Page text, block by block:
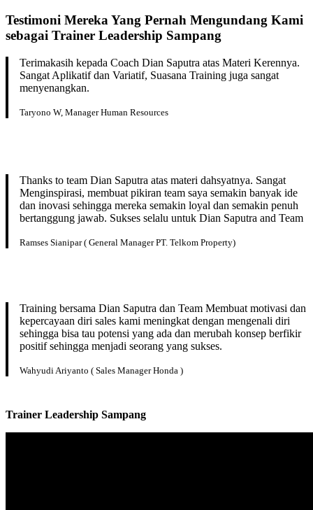
Testimoni Mereka Yang Pernah Mengundang Kami
sebagai Trainer Leadership Sampang
Terimakasih kepada Coach Dian Saputra atas Materi Kerennya.
Sangat Aplikatif dan Variatif, Suasana Training juga sangat
menyenangkan.
Taryono W, Manager Human Resources
Thanks to team Dian Saputra atas materi dahsyatnya. Sangat
Menginspirasi, membuat pikiran team saya semakin banyak ide
dan inovasi sehingga mereka semakin loyal dan semakin penuh
bertanggung jawab. Sukses selalu untuk Dian Saputra and Team
Ramses Sianipar ( General Manager PT. Telkom Property)
Training bersama Dian Saputra dan Team Membuat motivasi dan
kepercayaan diri sales kami meningkat dengan mengenali diri
sehingga bisa tau potensi yang ada dan merubah konsep berfikir
positif sehingga menjadi seorang yang sukses.
Wahyudi Ariyanto ( Sales Manager Honda )
Trainer Leadership Sampang